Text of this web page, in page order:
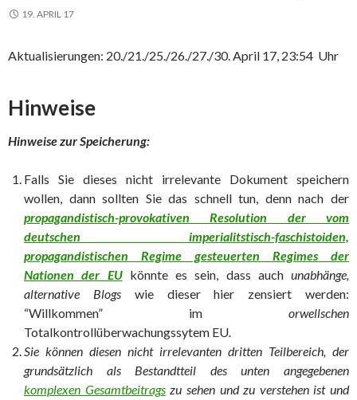
19. APRIL 17
Aktualisierungen: 20./21./25./26./27./30. April 17, 23:54 Uhr
Hinweise
Hinweise zur Speicherung:
Falls Sie dieses nicht irrelevante Dokument speichern
wollen, dann sollten Sie das schnell tun, denn nach der
propagandistisch-provokativen Resolution der vom
deutschen imperialitstisch-faschistoiden,
propagandistischen Regime gesteuerten Regimes der
Nationen der EUkönnte es sein, dass auch unabhänge,
alternative Blogswie dieser hier zensiert werden:
“Willkommen” im orwellschen
Totalkontrollüberwachungssytem EU.
Sie können diesen nicht irrelevanten dritten Teilbereich, der
grundsätzlich als Bestandtteil des unten angegebenen
komplexen Gesamtbeitragszu sehen und zu verstehen ist und